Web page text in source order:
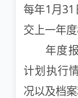
每年1 月 31
交上一年
年度
计划执行
况以及档